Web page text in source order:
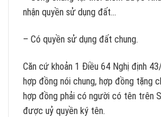
nhận quyền sử dụng đất…
– Có quyền sử dụng đất chung.
Căn cứ khoản 1 Điều 64 Nghị định
hợp đồng nói chung, hợp đồng tặng
hợp đồng phải có người có tên trên
được uỷ quyền ký tên.